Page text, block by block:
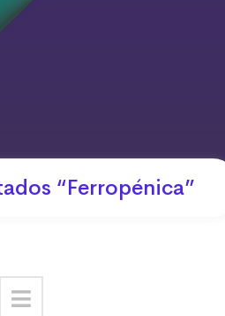
“ferropénica”